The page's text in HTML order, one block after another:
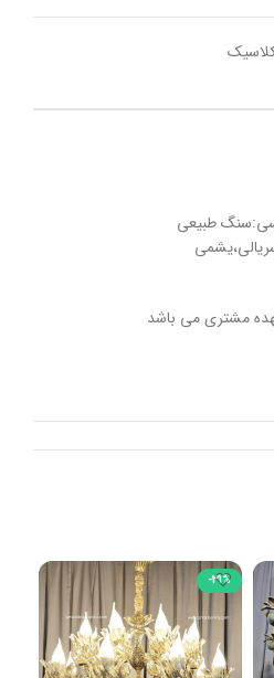
طبیعی
مشتری می باشد
-31%